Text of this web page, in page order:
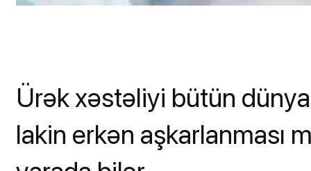
Ürək xəstəliyi bütün
lakin erkən aşkarlanması